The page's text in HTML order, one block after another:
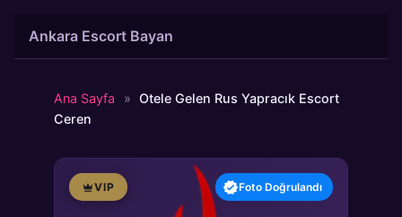
atla
Ankara Escort Bayan
Ana Sayfa » Otele Gelen Rus Yapracık Escort
Ceren
VIP Foto Doğrulandı